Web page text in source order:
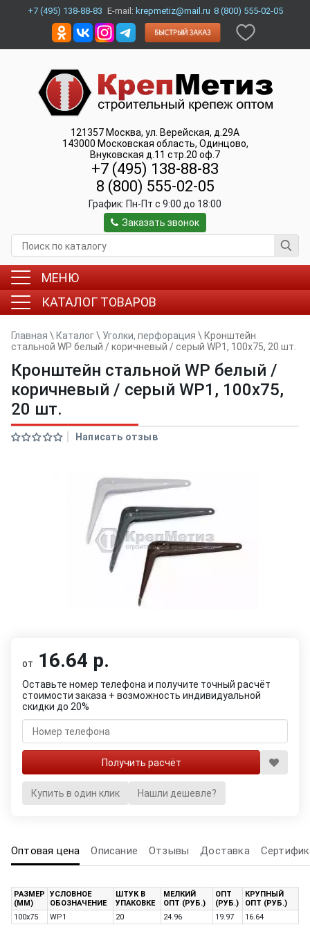
+7 (495) 138-88-83 E-mail: krepmetiz@mail.ru 8 (800) 555-02-05
121357 Москва, ул. Верейская, д.29А
143000 Московская область, Одинцово,
Внуковская д.11 стр.20 оф.7
+7 (495) 138-88-83
8 (800) 555-02-05
График: Пн-Пт c 9:00 до 18:00
Заказать звонок
МЕНЮ
КАТАЛОГ ТОВАРОВ
Главная \ Каталог\ Уголки, перфорация \ Кронштейн
стальной WP белый / коричневый / серый WP1, 100x75, 20 шт.
Кронштейн стальной WP белый /
коричневый / серый WP1, 100x75,
20 шт.
Написать отзыв
от 16.64 р.
Оставьте номер телефона и получите точный расчёт
стоимости заказа + возможность индивидуальной
скидки до 20%
Купить в один клик Нашли дешевле?
Оптовая цена Описание Отзывы Доставка
РАЗМЕР
(ММ)
УСЛОВНОЕ
ОБОЗНАЧЕНИЕ
ШТУК В
УПАКОВКЕ
МЕЛКИЙ
ОПТ (РУБ.)
ОПТ
(РУБ.)
КРУПНЫЙ
ОПТ (РУБ.)
100x75
WP1 20 24.96 19.97 16.64